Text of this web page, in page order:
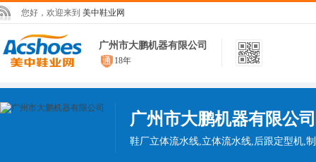
您好，欢迎来到 美中鞋业网
广州市大鹏机器有限公司
18年
广州市大鹏机器有限公司